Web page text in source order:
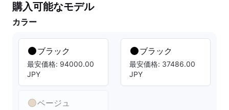
購入可能なモデル
カラー
ブラック
最安価格: 94000.00
JPY
ベージュ
ブラック
最安価格: 37486.00
JPY